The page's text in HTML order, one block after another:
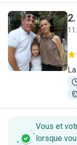
C
2.
Vous et
lorsque